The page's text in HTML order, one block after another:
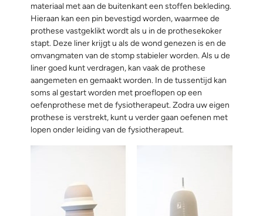
materiaal met aan de buitenkant een stoffen bekleding.
Hieraan kan een pin bevestigd worden, waarmee de
prothese vastgeklikt wordt als u in de prothesekoker
stapt. Deze liner krijgt u als de wond genezen is en de
omvangmaten van de stomp stabieler worden. Als u de
liner goed kunt verdragen, kan vaak de prothese
aangemeten en gemaakt worden. In de tussentijd kan
soms al gestart worden met proeflopen op een
oefenprothese met de fysiotherapeut. Zodra uw eigen
prothese is verstrekt, kunt u verder gaan oefenen met
lopen onder leiding van de fysiotherapeut.